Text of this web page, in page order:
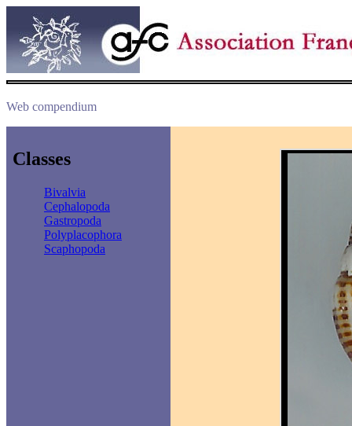
Web compendium
Classes
Bivalvia
Cephalopoda
Gastropoda
Polyplacophora
Scaphopoda